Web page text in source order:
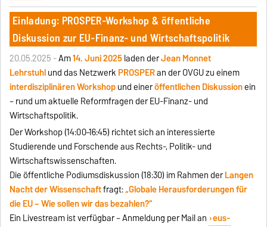
Einladung: PROSPER-Workshop & öffentliche
Diskussion zur EU-Finanz- und Wirtschaftspolitik
20.05.2025 -Am14. Juni 2025laden derJean Monnet
Lehrstuhlund das Netzwerk PROSPERan der OVGU zu einem
interdisziplinären Workshopund eineröffentlichen Diskussionein
– rund um aktuelle Reformfragen der EU-Finanz- und
Wirtschaftspolitik.
Der Workshop (14:00–16:45) richtet sich an interessierte
Studierende und Forschende aus Rechts-, Politik- und
Wirtschaftswissenschaften.
Die öffentliche Podiumsdiskussion (18:30) im Rahmen derLangen
Nacht der Wissenschaftfragt:„Globale Herausforderungen für
die EU – Wie sollen wir das bezahlen?“
Ein Livestream ist verfügbar – Anmeldung per Mail an eus-